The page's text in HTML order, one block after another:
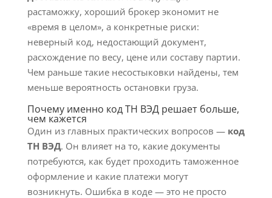
растаможку, хороший брокер экономит не
«время в целом», а конкретные риски:
неверный код, недостающий документ,
расхождение по весу, цене или составу партии.
Чем раньше такие несостыковки найдены, тем
меньше вероятность остановки груза.
Почему именно код ТН ВЭД решает больше,
чем кажется
Один из главных практических вопросов — код
ТН ВЭД. Он влияет на то, какие документы
потребуются, как будет проходить таможенное
оформление и какие платежи могут
возникнуть. Ошибка в коде — это не просто